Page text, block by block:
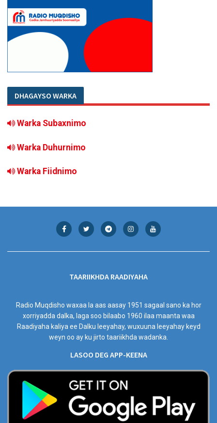
DHAGAYSO WARKA
Warka Subaxnimo
Warka Duhurnimo
Warka Fiidnimo
TAARIIKHDA RAADIYAHA
Radio Muqdisho waxaa la aas aasay 1951 sagaal sano ka hor
xorriyadda dalka, laga soo bilaabo 1960 ilaa maanta waa
Raadiyaha kaliya ee Dalku leeyahay, wuxuuna leeyahay keyd
weyn oo ay ku jirto taariikhda wadanka.
LASOO DEG APP-KEENA